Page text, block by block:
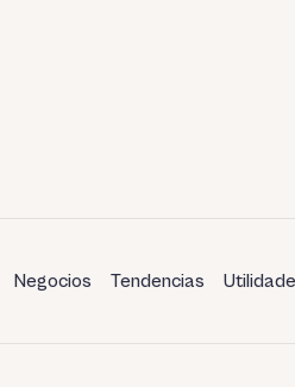
Negocios Tendencias